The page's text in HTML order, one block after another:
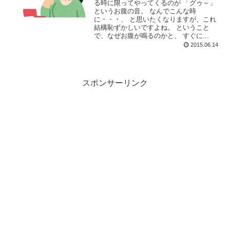
る時に限ってやってくるのが 「グゥ～」
というお腹の音。 なんでこんな時
に・・・、 と思いたくなりますが、これ
結構恥ずかしいですよね。 ということ
で、なぜお腹が鳴るのかと、 すぐに...
2015.06.14
スポンサーリンク